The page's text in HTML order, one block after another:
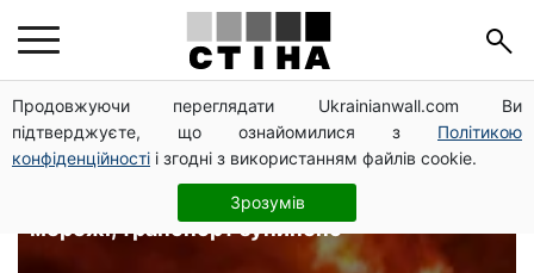
Продовжуючи переглядати Ukrainianwall.com Ви
підтверджуєте, що ознайомилися з Політикою
конфіденційності і згодні з використанням файлів cookie.
Зрозумів
Головні новини
4 райони Одеси без світла після
нічної атаки рф: локальна аварія в
мережі, транспорт зупинено